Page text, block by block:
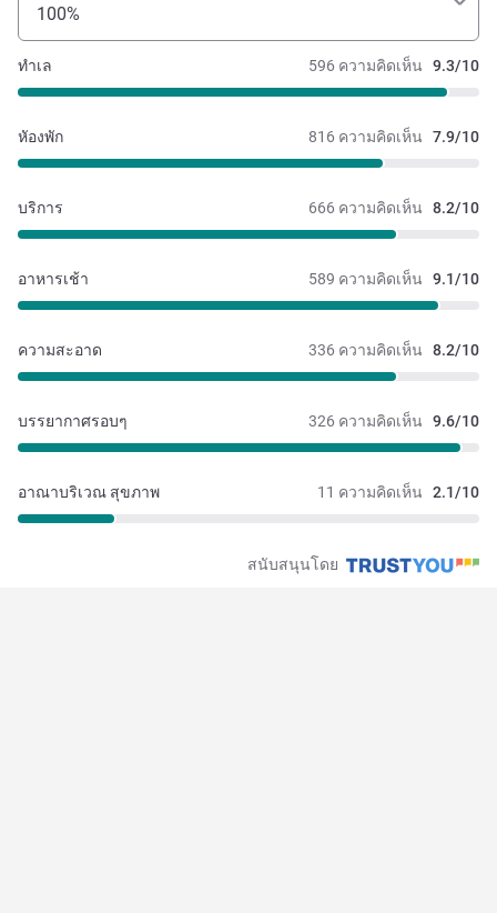
100%
596 ความคิดเห็น 9.3/10
ทำเล
816 ความคิดเห็น 7.9/10
หัองพัก
666 ความคิดเห็น 8.2/10
บริการ
589 ความคิดเห็น 9.1/10
อาหารเช้า
336 ความคิดเห็น 8.2/10
ความสะอาด
326 ความคิดเห็น 9.6/10
บรรยากาศรอบๆ
11 ความคิดเห็น 2.1/10
อาณาบริเวณ สุขภาพ
สนับสนุนโดย